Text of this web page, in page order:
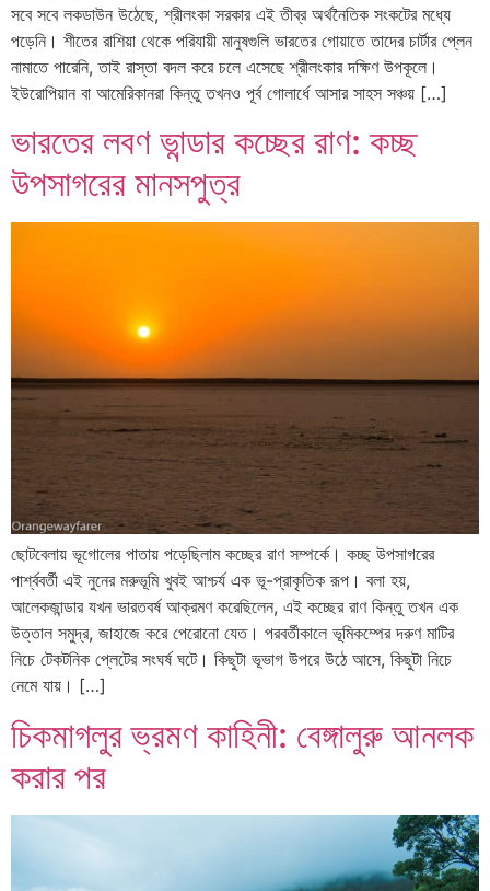
সবে সবে লকডাউন উঠেছে, শ্রীলংকা সরকার এই তীব্র অর্থনৈতিক সংকটের মধ্যে
পড়েনি। শীতের রাশিয়া থেকে পরিযায়ী মানুষগুলি ভারতের গোয়াতে তাদের চার্টার প্লেন
নামাতে পারেনি, তাই রাস্তা বদল করে চলে এসেছে শ্রীলংকার দক্ষিণ উপকূলে।
ইউরোপিয়ান বা আমেরিকানরা কিন্তু তখনও পূর্ব গোলার্ধে আসার সাহস সঞ্চয় […]
ভারতের লবণ ভান্ডার কচ্ছের রাণ: কচ্ছ
উপসাগরের মানসপুত্র
ছোটবেলায় ভূগোলের পাতায় পড়েছিলাম কচ্ছের রাণ সম্পর্কে। কচ্ছ উপসাগরের
পার্শ্ববর্তী এই নুনের মরুভূমি খুবই আশ্চর্য এক ভূ-প্রাকৃতিক রূপ। বলা হয়,
আলেকজান্ডার যখন ভারতবর্ষ আক্রমণ করেছিলেন, এই কচ্ছের রাণ কিন্তু তখন এক
উত্তাল সমুদ্র, জাহাজে করে পেরোনো যেত। পরবর্তীকালে ভূমিকম্পের দরুণ মাটির
নিচে টেকটনিক প্লেটের সংঘর্ষ ঘটে। কিছুটা ভূভাগ উপরে উঠে আসে, কিছুটা নিচে
নেমে যায়। […]
চিকমাগলুর ভ্রমণ কাহিনী: বেঙ্গালুরু আনলক
করার পর